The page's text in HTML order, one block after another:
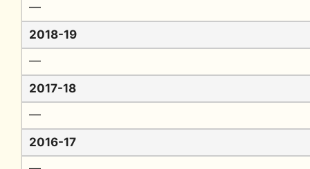
━
2018-19
━
2017-18
━
2016-17